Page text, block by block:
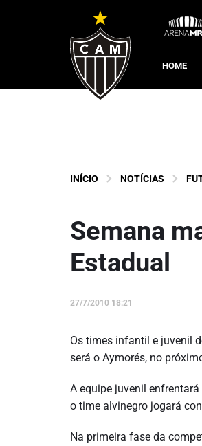
HOME
INÍCIO NOTÍCIAS
Semana
Estadual
27/7/2010 18:21
Os times infantil e juvenil
será o Aymorés, no
A equipe juvenil
o time alvinegro jogará
Na primeira fase da